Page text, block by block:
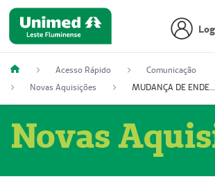
Acesso Rápido
Comunicação
Novas Aquisições
MUDANÇA DE ENDEREÇO - DIAGITAB SERVIÇOS MÉDICOS LTDA (54003267-5)
Novas